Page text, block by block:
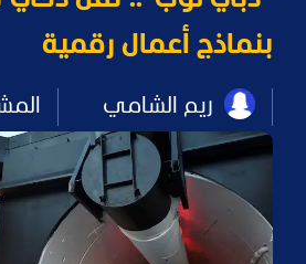
بنماذج أعمال رقمية
ريم الشامي